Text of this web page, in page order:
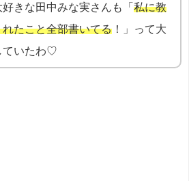
好きな田中みな実さんも「私に教
れたこと全部書いてる ！」って大
ていたわ♡